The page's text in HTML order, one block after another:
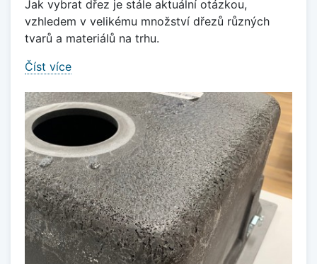
Jak vybrat dřez je stále aktuální otázkou,
vzhledem v velikému množství dřezů různých
tvarů a materiálů na trhu.
Číst více